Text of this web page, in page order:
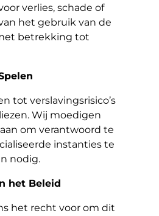
verlies, schade of
het gebruik van de
betrekking tot
tot verslavingsrisico’s
Wij moedigen
om verantwoord te
instanties te
nodig.
het Beleid
het recht voor om dit